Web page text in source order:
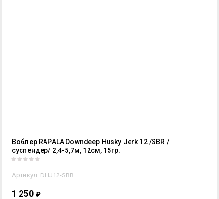
Воблер RAPALA Downdeep Husky Jerk 12 /SBR /
суспендер/ 2,4-5,7м, 12см, 15гр.
Артикул: DHJ12-SBR
1 250 ₽